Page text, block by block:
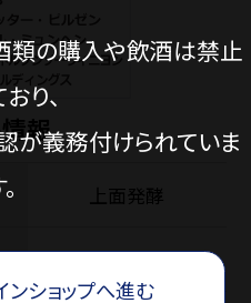
類の購入や飲酒は禁止
り、
が義務付けられていま
ンショップへ進む
報
上面発酵
330ml